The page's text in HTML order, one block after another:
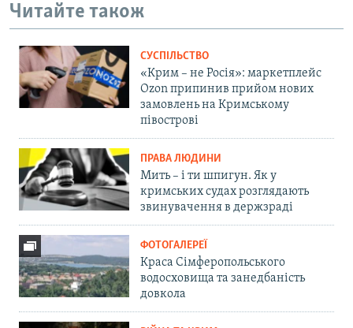
Читайте також
СУСПІЛЬСТВО
«Крим – не Росія»: маркетплейс
Ozon припинив прийом нових
замовлень на Кримському
півострові
ПРАВА ЛЮДИНИ
Мить – і ти шпигун. Як у
кримських судах розглядають
звинувачення в держзраді
ФОТОГАЛЕРЕЇ
Краса Сімферопольського
водосховища та занедбаність
довкола